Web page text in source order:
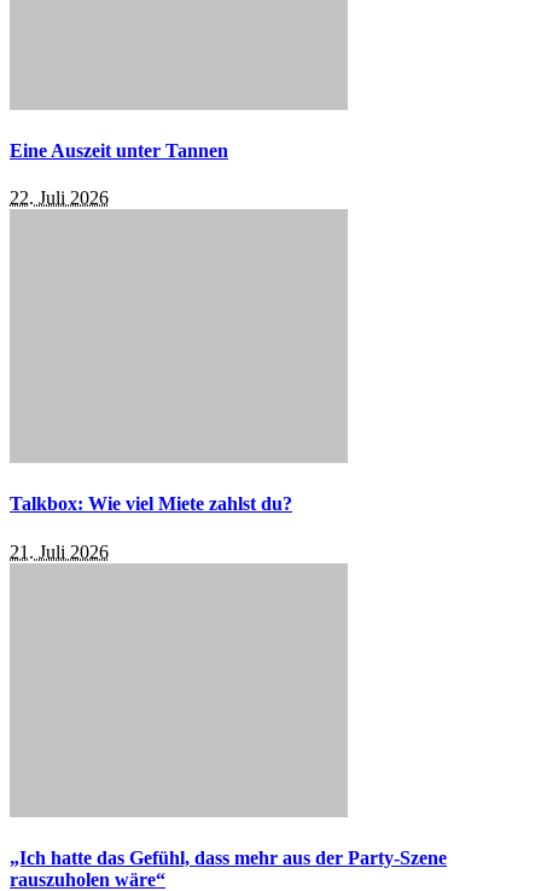
Eine Auszeit unter Tannen
22. Juli 2026
Talkbox: Wie viel Miete zahlst du?
21. Juli 2026
„Ich hatte das Gefühl, dass mehr aus der Party-Szene
rauszuholen wäre“